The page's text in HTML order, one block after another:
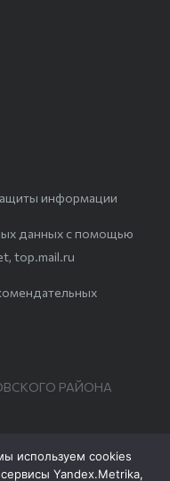
информации
данных с помощью
top.mail.ru
РАЙОНА
используем cookies
Yandex.Metrika,